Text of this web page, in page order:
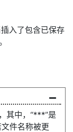
入了包含已保存
其中，“***”是
件名称被更